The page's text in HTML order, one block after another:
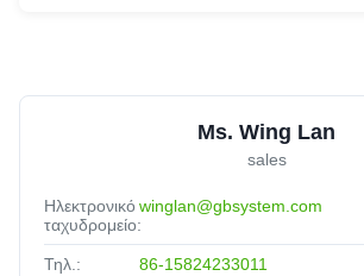
Ms. Wing Lan
sales
Ηλεκτρονικό
ταχυδρομείο:
winglan@gbsystem.com
Τηλ.: 86-15824233011